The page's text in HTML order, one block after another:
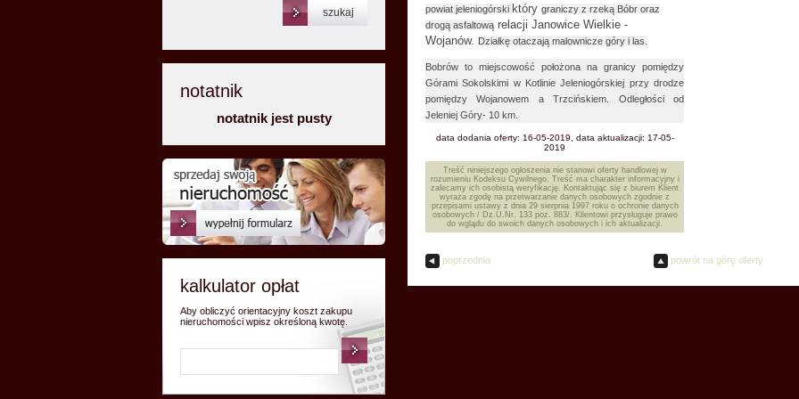
notatnik
notatnik jest pusty
kalkulator opłat
Aby obliczyć orientacyjny koszt zakupu
nieruchomości wpisz określoną kwotę.
powiat jeleniogórski który graniczy z rzeką Bóbr oraz
drogą asfaltową relacji Janowice Wielkie -
Wojanów. Działkę otaczają malownicze góry i las.
Bobrów to miejscowość położona na granicy pomiędzy
Górami Sokolskimi w Kotlinie Jeleniogórskiej przy drodze
pomiędzy Wojanowem a Trzcińskiem. Odległości od
Jeleniej Góry- 10 km.
data dodania oferty: 16-05-2019, data aktualizacji: 17-05-
2019
Treść niniejszego ogłoszenia nie stanowi oferty handlowej w
rozumieniu Kodeksu Cywilnego. Treść ma charakter informacyjny i
zalecamy ich osobistą weryfikację. Kontaktując się z biurem Klient
wyraża zgodę na przetwarzanie danych osobowych zgodnie z
przepisami ustawy z dnia 29 sierpnia 1997 roku o ochronie danych
osobowych / Dz.U.Nr. 133 poz. 883/. Klientowi przysługuje prawo
do wglądu do swoich danych osobowych i ich aktualizacji.
poprzednia powrót na górę oferty